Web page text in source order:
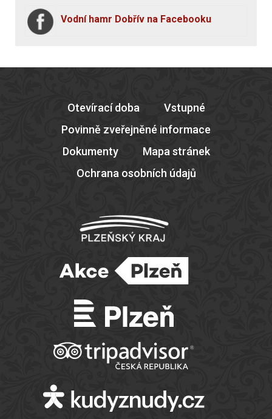
Vodní hamr Dobřív na Facebooku
Otevírací doba
Vstupné
Povinně zveřejněné informace
Dokumenty
Mapa stránek
Ochrana osobních údajů